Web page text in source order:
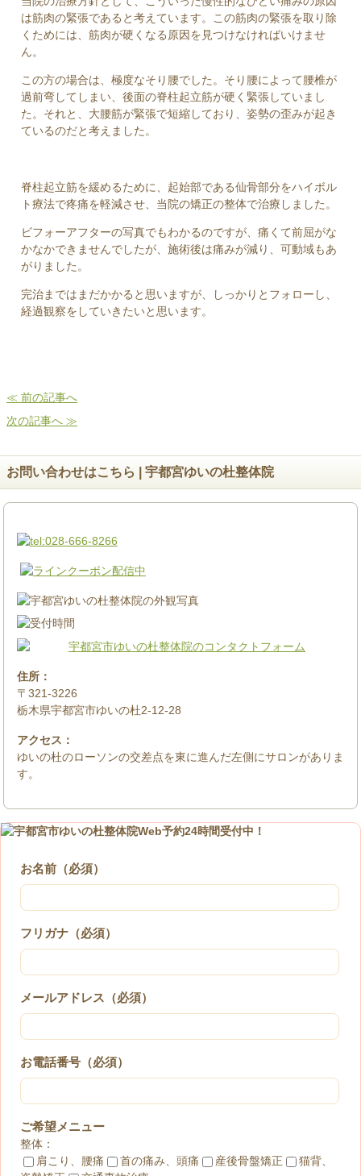
は筋肉の緊張であると考えています。この筋肉の緊張を取り除
くためには、筋肉が硬くなる原因を見つけなければいけませ
ん。
この方の場合は、極度なそり腰でした。そり腰によって腰椎が
過前弯してしまい、後面の脊柱起立筋が硬く緊張していまし
た。それと、大腰筋が緊張で短縮しており、姿勢の歪みが起き
ているのだと考えました。
脊柱起立筋を緩めるために、起始部である仙骨部分をハイボル
ト療法で疼痛を軽減させ、当院の矯正の整体で治療しました。
ビフォーアフターの写真でもわかるのですが、痛くて前屈がな
かなかできませんでしたが、施術後は痛みが減り、可動域もあ
がりました。
完治まではまだかかると思いますが、しっかりとフォローし、
経過観察をしていきたいと思います。
≪ 前の記事へ
次の記事へ ≫
お問い合わせはこちら | 宇都宮ゆいの杜整体院
住所：
〒321-3226
栃木県宇都宮市ゆいの杜2-12-28
アクセス：
ゆいの杜のローソンの交差点を東に進んだ左側にサロンがありま
す。
お名前（必須）
フリガナ（必須）
メールアドレス（必須）
お電話番号（必須）
ご希望メニュー
整体：
肩こり、腰痛
首の痛み、頭痛 産後骨盤矯正
猫背、